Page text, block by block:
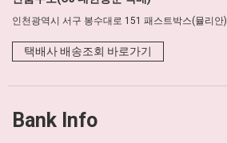
인천광역시 서구 봉수대로 151 패스트박스(뮬리안)
택배사 배송조회 바로가기
Bank Info